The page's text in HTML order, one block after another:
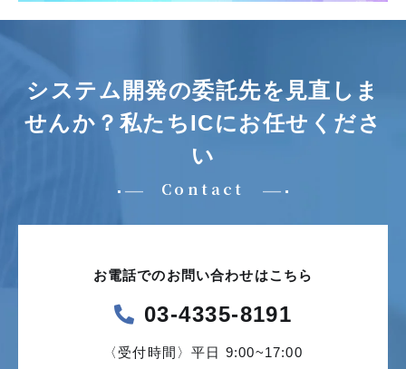
システム開発の委託先を見直しま
せんか？ 私たちICにお任せくださ
い
Contact
お電話でのお問い合わせはこちら
03-4335-8191
〈受付時間〉平日 9:00~17:00